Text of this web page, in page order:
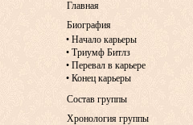
Главная
Биография
• Начало карьеры
• Триумф Битлз
• Перевал в карьере
• Конец карьеры
Состав группы
Хронология группы